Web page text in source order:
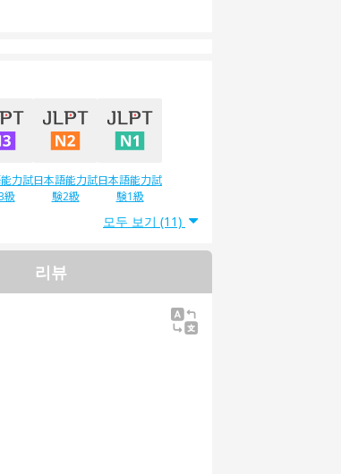
力試
級
日本語能力試
験2級
日本語能力試
験1級
모두 보기 (11)
리뷰